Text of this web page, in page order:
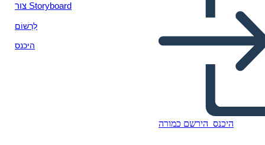
צור Storyboard
לִרְשׁוֹם
היכנס
היכנס הירשם כמורה